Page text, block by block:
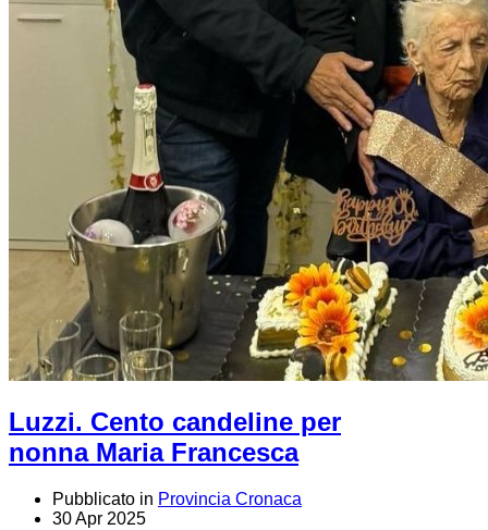
Luzzi. Cento candeline per
nonna Maria Francesca
Pubblicato in Provincia Cronaca
30 Apr 2025